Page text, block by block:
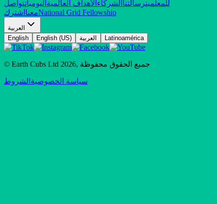
للمعلمينرسالتنا الشركاء الأهداف العالمية اليومياتتواصل
معنا اشترك National Grid Fellowship
العربية
English
English (US) العربية Latinoamérica
© Earth Cubs Ltd 2026, جميع الحقوق محفوظة
سياسة الخصوصية الشروط